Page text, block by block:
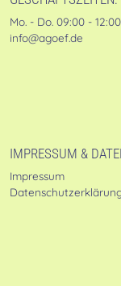
Mo. - Do. 09:00 -
info@agoef.de
IMPRESSUM &
Impressum